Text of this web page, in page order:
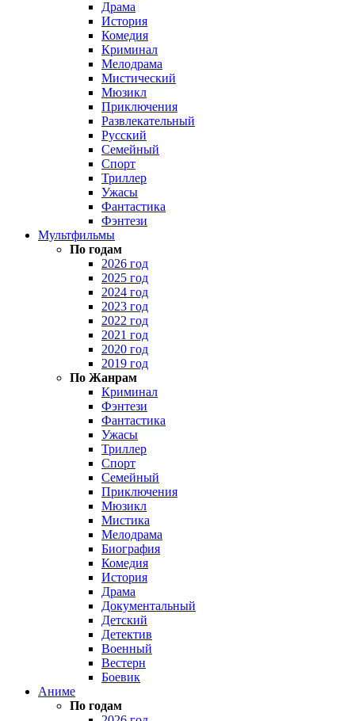
Драма
История
Комедия
Криминал
Мелодрама
Мистический
Мюзикл
Приключения
Развлекательный
Русский
Семейный
Спорт
Триллер
Ужасы
Фантастика
Фэнтези
Мультфильмы
По годам
2026 год
2025 год
2024 год
2023 год
2022 год
2021 год
2020 год
2019 год
По Жанрам
Криминал
Фэнтези
Фантастика
Ужасы
Триллер
Спорт
Семейный
Приключения
Мюзикл
Мистика
Мелодрама
Биография
Комедия
История
Драма
Документальный
Детский
Детектив
Военный
Вестерн
Боевик
Аниме
По годам